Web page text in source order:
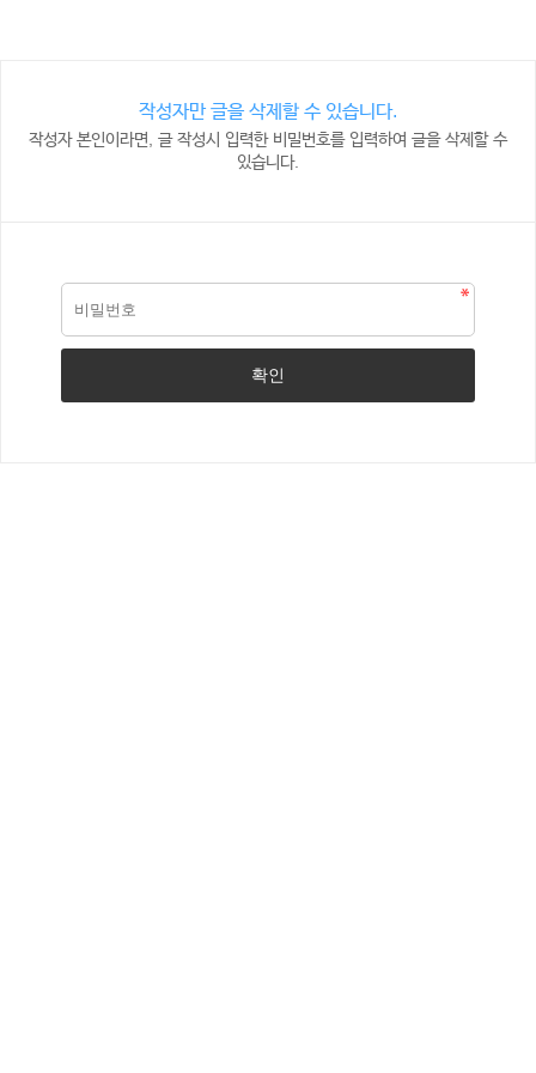
작성자만 글을 삭제할 수 있습니다.
작성자 본인이라면, 글 작성시 입력한 비밀번호를 입력하여 글을 삭제할 수
있습니다.